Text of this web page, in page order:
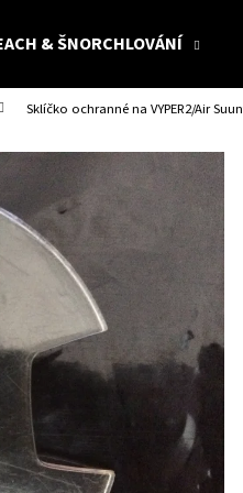
& ŠNORCHLOVÁNÍ
Sklíčko ochranné na VYPER2/Air
Co potřebujete
Doporučujeme